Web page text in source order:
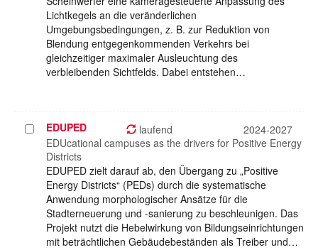
Lichtkegels an die veränderlichen
Umgebungsbedingungen, z. B. zur Reduktion von
Blendung entgegenkommenden Verkehrs bei
gleichzeitiger maximaler Ausleuchtung des
verbleibenden Sichtfelds. Dabei entstehen…
Projekt
auswählen
EDUPED laufend
2024-2027
EDUcational campuses as the drivers for Positive Energy
Districts
EDUPED zielt darauf ab, den Übergang zu „Positive
Energy Districts“ (PEDs) durch die systematische
Anwendung morphologischer Ansätze für die
Stadterneuerung und -sanierung zu beschleunigen. Das
Projekt nutzt die Hebelwirkung von Bildungseinrichtungen
mit beträchtlichen Gebäudebeständen als Treiber und…